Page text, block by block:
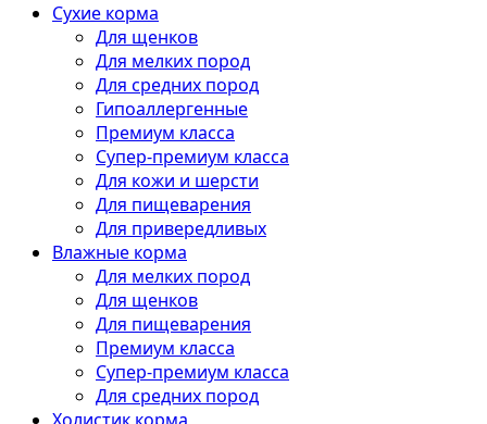
Сухие корма
Для щенков
Для мелких пород
Для средних пород
Гипоаллергенные
Премиум класса
Супер-премиум класса
Для кожи и шерсти
Для пищеварения
Для привередливых
Влажные корма
Для мелких пород
Для щенков
Для пищеварения
Премиум класса
Супер-премиум класса
Для средних пород